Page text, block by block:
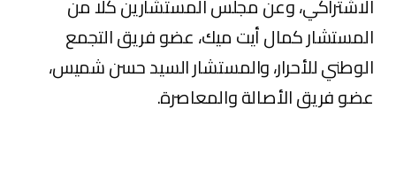
المستشار كمال أيت ميك، عضو فريق التجمع
الوطني للأحرار، والمستشار السيد حسن شميس،
عضو فريق الأصالة والمعاصرة.